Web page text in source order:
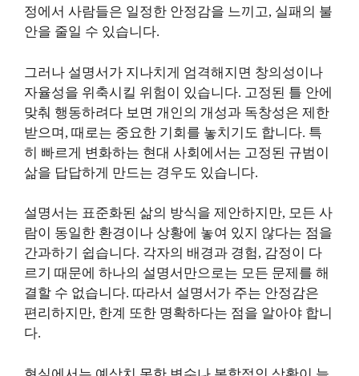
정에서 사람들은 일정한 안정감을 느끼고, 실패의 불
안을 줄일 수 있습니다.
그러나 설명서가 지나치게 엄격해지면 창의성이나
자율성을 위축시킬 위험이 있습니다. 고정된 틀 안에
맞춰 행동하려다 보면 개인의 개성과 독창성은 제한
받으며, 때로는 중요한 기회를 놓치기도 합니다. 특
히 빠르게 변화하는 현대 사회에서는 고정된 규범이
삶을 답답하게 만드는 경우도 있습니다.
설명서는 표준화된 삶의 방식을 제안하지만, 모든 사
람이 동일한 환경이나 상황에 놓여 있지 않다는 점을
간과하기 쉽습니다. 각자의 배경과 경험, 감정이 다
르기 때문에 하나의 설명서만으로는 모든 문제를 해
결할 수 없습니다. 따라서 설명서가 주는 안정감은
편리하지만, 한계 또한 명확하다는 점을 알아야 합니
다.